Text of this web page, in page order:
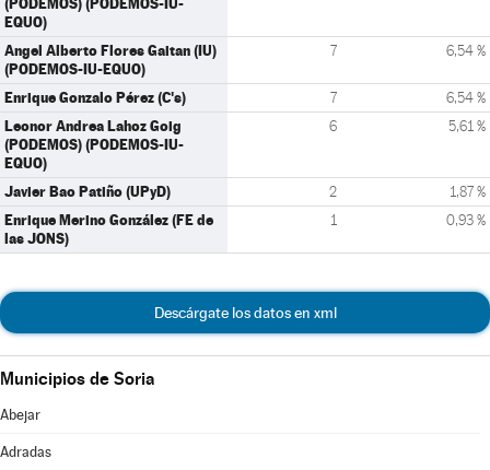
EQUO)
Angel Alberto Flores Gaitan (IU)
(PODEMOS-IU-EQUO)
7 6,54 %
Enrique Gonzalo Pérez (C's) 7 6,54 %
Leonor Andrea Lahoz Goig
(PODEMOS) (PODEMOS-IU-
EQUO)
6 5,61 %
Javier Bao Patiño (UPyD) 2 1,87 %
Enrique Merino González (FE de
las JONS)
1 0,93 %
Descárgate los datos en xml
Municipios de Soria
Abejar
Adradas